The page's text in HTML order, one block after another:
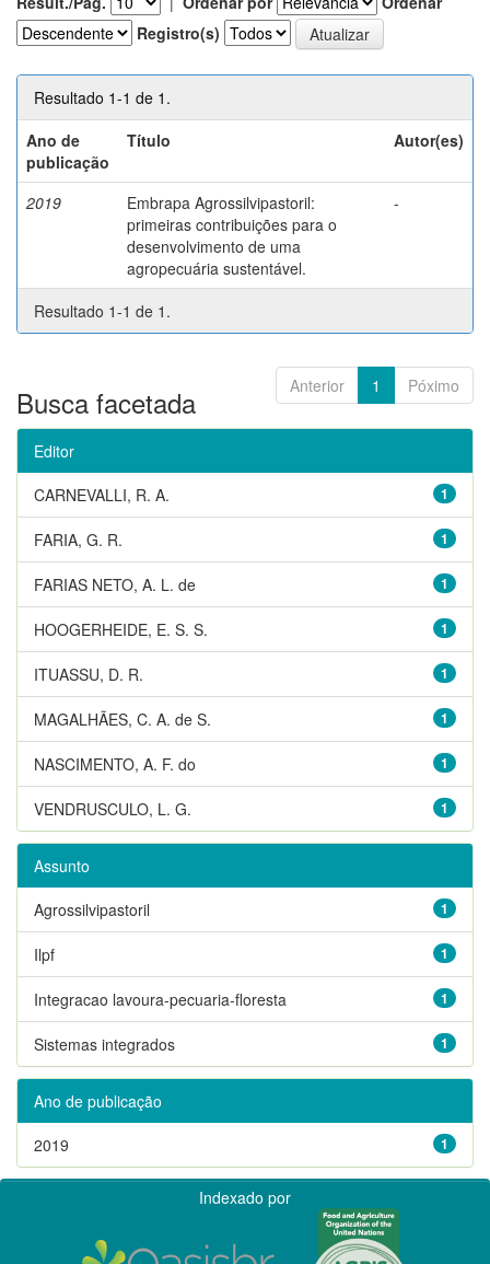
Registro(s)
Resultado 1-1 de 1.
Ano de
publicação
Título Autor(es)
2019
Embrapa Agrossilvipastoril:
primeiras contribuições para o
desenvolvimento de uma
agropecuária sustentável.
-
Resultado 1-1 de 1.
Anterior 1 Póximo
Busca facetada
Editor
1
CARNEVALLI, R. A.
1
FARIA, G. R.
1
FARIAS NETO, A. L. de
1
HOOGERHEIDE, E. S. S.
1
ITUASSU, D. R.
1
MAGALHÃES, C. A. de S.
1
NASCIMENTO, A. F. do
1
VENDRUSCULO, L. G.
Assunto
1
Agrossilvipastoril
1
Ilpf
1
Integracao lavoura-pecuaria-floresta
1
Sistemas integrados
Ano de publicação
1
2019
Indexado por